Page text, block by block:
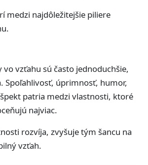
medzi najdôležitejšie piliere
vzťahu sú často jednoduchšie,
Spoľahlivosť, úprimnosť, humor,
patria medzi vlastnosti, ktoré
najviac.
rozvíja, zvyšuje tým šancu na
vzťah.